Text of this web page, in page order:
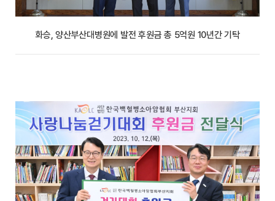
화승, 양산부산대병원에 발전 후원금 총 5억원 10년간 기탁